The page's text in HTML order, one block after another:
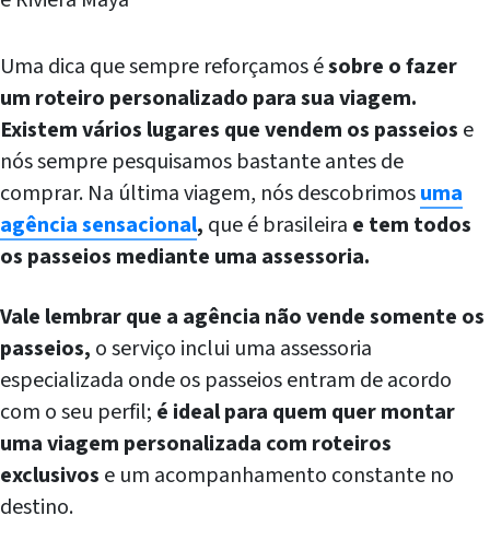
Uma dica que sempre reforçamos ésobre o fazer
um roteiro personalizado para sua viagem.
Existem vários lugares que vendem os passeios e
nós sempre pesquisamos bastante antes de
comprar. Na última viagem, nós descobrimosuma
agência sensacional, que é brasileira e tem todos
os passeios mediante uma assessoria.
Vale lembrar que a agência não vende somente os
passeios, o serviço inclui uma assessoria
especializada onde os passeios entram de acordo
com o seu perfil; é ideal para quem quer montar
uma viagem personalizada com roteiros
exclusivos e um acompanhamento constante no
destino.